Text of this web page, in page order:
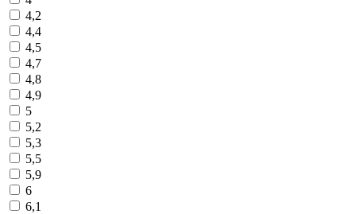
4,2
4,4
4,5
4,7
4,8
4,9
5
5,2
5,3
5,5
5,9
6
6,1